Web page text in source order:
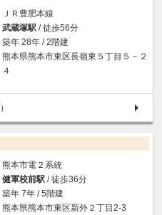
ＪＲ豊肥本線
武蔵塚駅 / 徒歩56分
築年 28年 / 2階建
熊本県熊本市東区長嶺東５丁目５－２
４
）
熊本市電２系統
健軍校前駅 / 徒歩36分
築年 7年 / 5階建
熊本県熊本市東区新外２丁目2-3